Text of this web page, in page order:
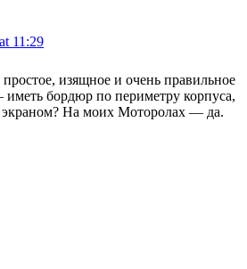
11:29
изящное и очень правильное
бордюр по периметру корпуса,
На моих Моторолах — да.